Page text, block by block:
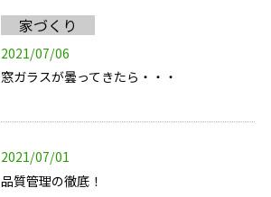
家づくり
2021/07/06
窓ガラスが曇ってきたら・・・
2021/07/01
品質管理の徹底！